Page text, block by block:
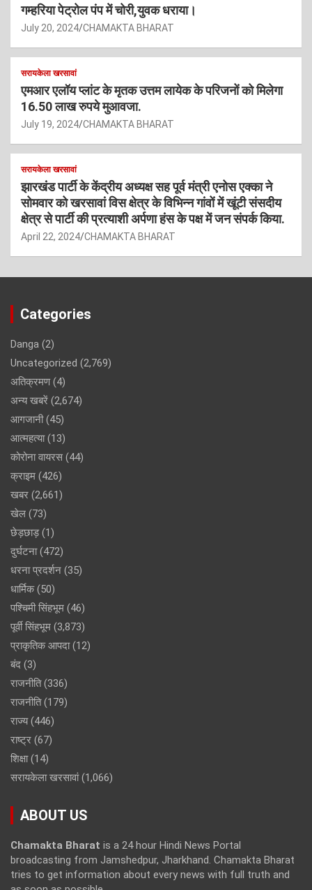
गम्हरिया पेट्रोल पंप में चोरी,युवक धराया।
July 20, 2024 CHAMAKTA BHARAT
सरायकेला खरसावां
एमआर एलॉय प्लांट के मृतक उत्तम लायेक के परिजनों को मिलेगा
16.50 लाख रुपये मुआवजा.
July 19, 2024 CHAMAKTA BHARAT
सरायकेला खरसावां
झारखंड पार्टी के केंद्रीय अध्यक्ष सह पूर्व मंत्री एनोस एक्का ने
सोमवार को खरसावां विस क्षेत्र के विभिन्न गांवों में खूंटी संसदीय
क्षेत्र से पार्टी की प्रत्याशी अर्पणा हंस के पक्ष में जन संपर्क किया.
April 22, 2024 CHAMAKTA BHARAT
Categories
Danga (2)
Uncategorized (2,769)
अतिक्रमण(4)
अन्य खबरें (2,674)
आगजानी(45)
आत्महत्या(13)
कोरोना वायरस (44)
क्राइम (426)
खबर (2,661)
खेल (73)
छेड़छाड़(1)
दुर्घटना(472)
धरना प्रदर्शन (35)
धार्मिक(50)
पश्चिमी सिंहभूम (46)
पूर्वी सिंहभूम (3,873)
प्राकृतिक आपदा(12)
बंद (3)
राजनीति(336)
राजनीति(179)
राज्य(446)
राष्ट्र (67)
शिक्षा(14)
सरायकेला खरसावां(1,066)
ABOUT US
Chamakta Bharat is a 24 hour Hindi News Portal
broadcasting from Jamshedpur, Jharkhand. Chamakta Bharat
tries to get information about every news with full truth and